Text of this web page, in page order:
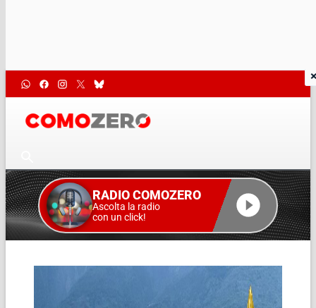
RADIO COMOZERO
Ascolta la radio
con un click!